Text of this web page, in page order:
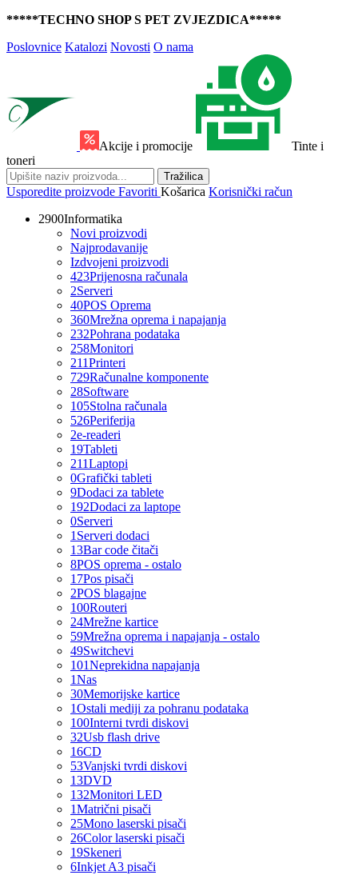
*****TECHNO SHOP S PET ZVJEZDICA*****
Poslovnice Katalozi Novosti O nama
Akcije i promocije
Tinte i
toneri
Tražilica
Usporedite proizvode Favoriti Košarica Korisnički račun
2900Informatika
Novi proizvodi
Najprodavanije
Izdvojeni proizvodi
423Prijenosna računala
2Serveri
40POS Oprema
360Mrežna oprema i napajanja
232Pohrana podataka
258Monitori
211Printeri
729Računalne komponente
28Software
105Stolna računala
526Periferija
2e-readeri
19Tableti
211Laptopi
0Grafički tableti
9Dodaci za tablete
192Dodaci za laptope
0Serveri
1 Serveri dodaci
13Bar code čitači
8POS oprema - ostalo
17Pos pisači
2POS blagajne
100Routeri
24Mrežne kartice
59Mrežna oprema i napajanja - ostalo
49Switchevi
101Neprekidna napajanja
1Nas
30Memorijske kartice
1Ostali mediji za pohranu podataka
100Interni tvrdi diskovi
32Usb flash drive
16CD
53Vanjski tvrdi diskovi
13DVD
132Monitori LED
1Matrični pisači
25Mono laserski pisači
26Color laserski pisači
19Skeneri
6Inkjet A3 pisači